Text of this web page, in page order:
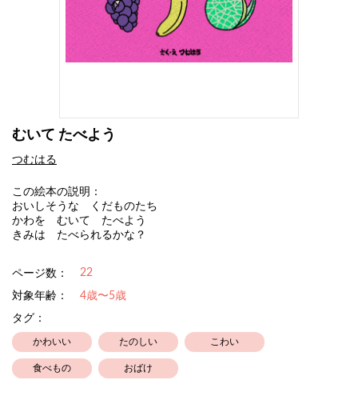
むいて たべよう
つむはる
この絵本の説明：
おいしそうな くだものたち
かわを むいて たべよう
きみは たべられるかな？
ページ数： 22
対象年齢：
4歳〜5歳
タグ：
かわいい たのしい こわい
食べもの おばけ